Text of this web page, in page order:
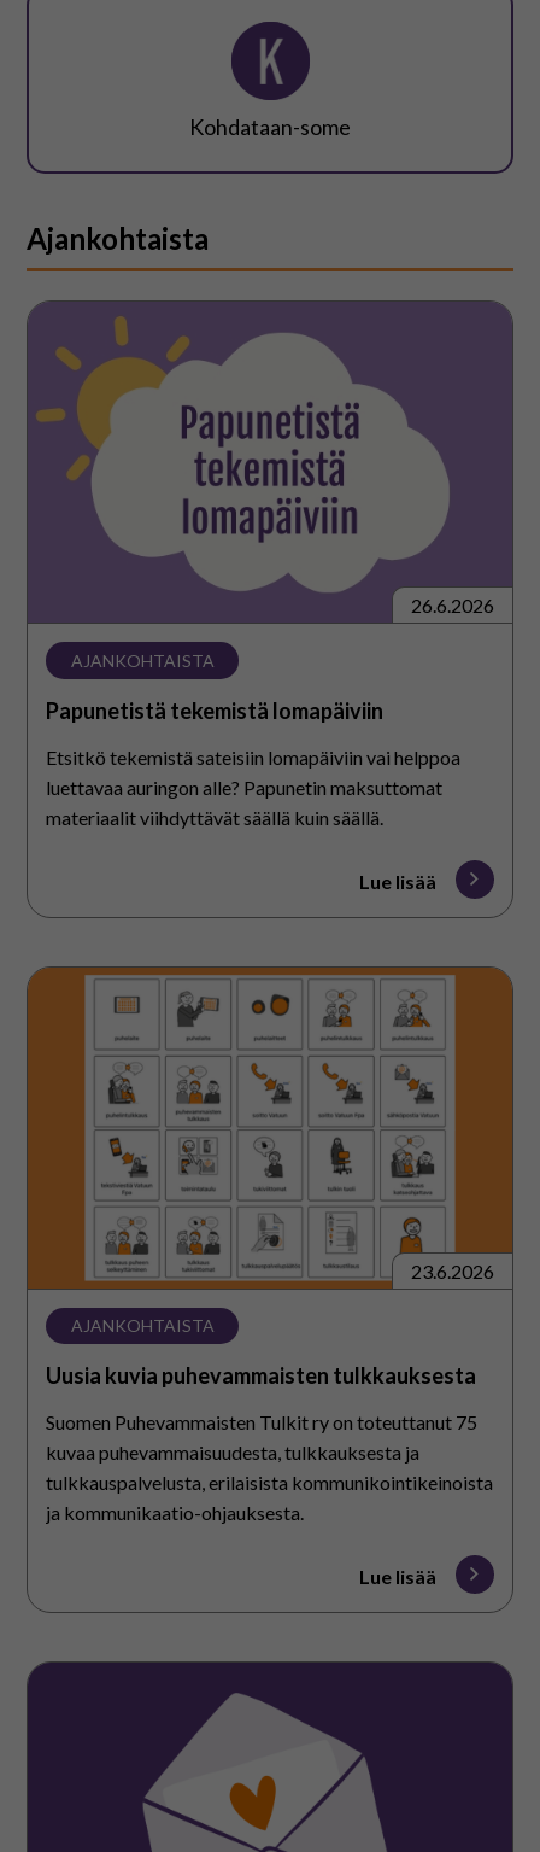
Kohdataan-some
Ajankohtaista
tekemistä
lomapäiviin
26.6.2026
AJANKOHTAISTA
Papunetistä tekemistä lomapäiviin
Etsitkö tekemistä sateisiin lomapäiviin vai helppoa
luettavaa auringon alle? Papunetin maksuttomat
materiaalit viihdyttävät säällä kuin säällä.
Lue lisää
puhevammaisten
tulkkauksesta
23.6.2026
AJANKOHTAISTA
Uusia kuvia puhevammaisten tulkkauksesta
Suomen Puhevammaisten Tulkit ry on toteuttanut 75
kuvaa puhevammaisuudesta, tulkkauksesta ja
tulkkauspalvelusta, erilaisista kommunikointikeinoista
ja kommunikaatio-ohjauksesta.
Lue lisää